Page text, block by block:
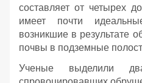
составляет от четырех
имеет почти
возникшие в результате
почвы в подземные
Ученые выделили